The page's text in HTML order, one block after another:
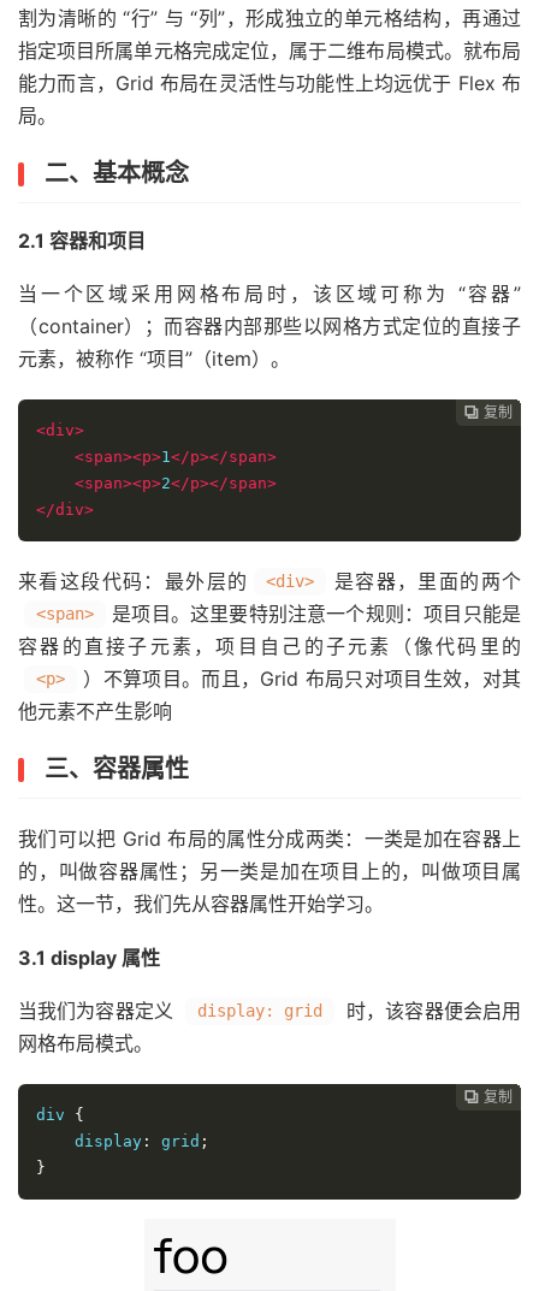
割为清晰的 “行” 与 “列”，形成独立的单元格结构，再通过
指定项目所属单元格完成定位，属于二维布局模式。就布局
能力而言，Grid 布局在灵活性与功能性上均远优于 Flex 布
局。
二、基本概念
2.1 容器和项目
当一个区域采用网格布局时，该区域可称为 “容器”
（container）；而容器内部那些以网格方式定位的直接子
元素，被称作 “项目”（item）。
 复制
 复制
 复制
 复制
 复制
 复制
 复制
 复制
 复制
 复制
 复制
 复制
 复制
 复制
 复制
 复制
 复制
 复制
 复制
 复制
 复制
 复制
 复制
 复制
 复制
 复制
 复制
 复制
 复制
 复制
 复制
 复制
 复制
 复制
 复制
 复制
 复制
 复制
 复制
 复制
 复制
 复制
 复制
<div>
<span><p>1</p></span>
<span><p>2</p></span>
</div>
来看这段代码：最外层的 <div> 是容器，里面的两个
<span>
是项目。这里要特别注意一个规则：项目只能是
容器的直接子元素，项目自己的子元素（像代码里的
<p>
）不算项目。而且，Grid 布局只对项目生效，对其
他元素不产生影响
三、容器属性
我们可以把 Grid 布局的属性分成两类：一类是加在容器上
的，叫做容器属性；另一类是加在项目上的，叫做项目属
性。这一节，我们先从容器属性开始学习。
3.1 display 属性
当我们为容器定义 display: grid
时，该容器便会启用
网格布局模式。
 复制
 复制
 复制
 复制
 复制
 复制
 复制
 复制
 复制
 复制
 复制
 复制
 复制
 复制
 复制
 复制
 复制
 复制
 复制
 复制
 复制
 复制
 复制
 复制
 复制
 复制
 复制
 复制
 复制
 复制
 复制
 复制
 复制
 复制
 复制
 复制
 复制
 复制
 复制
 复制
 复制
 复制
div {
    display
: grid ;
}